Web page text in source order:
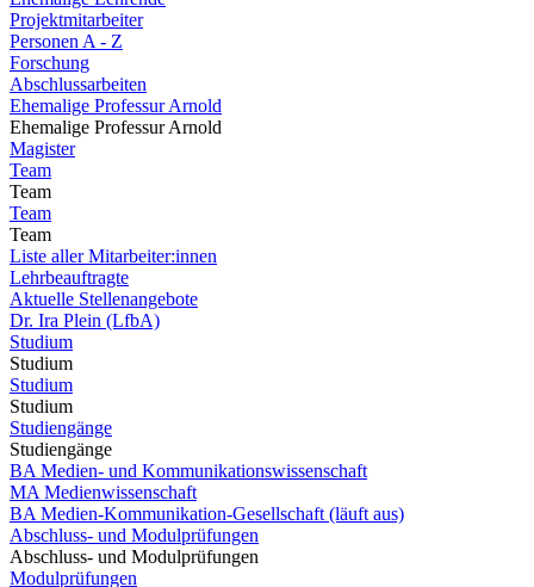
Projektmitarbeiter
Personen A - Z
Forschung
Abschlussarbeiten
Ehemalige Professur Arnold
Ehemalige Professur Arnold
Magister
Team
Team
Team
Team
Liste aller Mitarbeiter:innen
Lehrbeauftragte
Aktuelle Stellenangebote
Dr. Ira Plein (LfbA)
Studium
Studium
Studium
Studium
Studiengänge
Studiengänge
BA Medien- und Kommunikationswissenschaft
MA Medienwissenschaft
BA Medien-Kommunikation-Gesellschaft (läuft aus)
Abschluss- und Modulprüfungen
Abschluss- und Modulprüfungen
Modulprüfungen